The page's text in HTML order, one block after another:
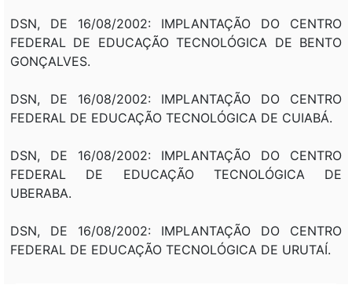
DSN, DE 16/08/2002: IMPLANTAÇÃO DO CENTRO
FEDERAL DE EDUCAÇÃO TECNOLÓGICA DE BENTO
GONÇALVES.
DSN, DE 16/08/2002: IMPLANTAÇÃO DO CENTRO
FEDERAL DE EDUCAÇÃO TECNOLÓGICA DE CUIABÁ.
DSN, DE 16/08/2002: IMPLANTAÇÃO DO CENTRO
FEDERAL DE EDUCAÇÃO TECNOLÓGICA DE
UBERABA.
DSN, DE 16/08/2002: IMPLANTAÇÃO DO CENTRO
FEDERAL DE EDUCAÇÃO TECNOLÓGICA DE URUTAÍ.